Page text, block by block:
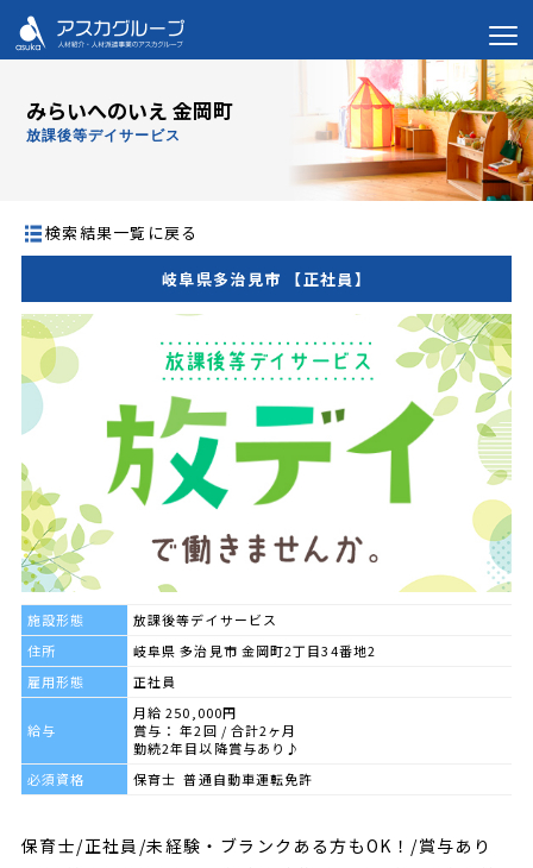
みらいへのいえ 金岡町
放課後等デイサービス
検索結果一覧に戻る
岐阜県多治見市 【正社員】
施設形態
放課後等デイサービス
住所
岐阜県 多治見市 金岡町2丁目34番地2
雇用形態
正社員
給与
月給 250,000円
賞与： 年2回 / 合計2ヶ月
勤続2年目以降賞与あり♪
必須資格
保育士 普通自動車運転免許
保育士/正社員/未経験・ブランクある方もOK！/賞与あり